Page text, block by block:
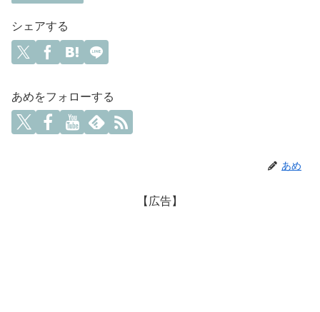
シェアする
あめをフォローする
あめ
【広告】